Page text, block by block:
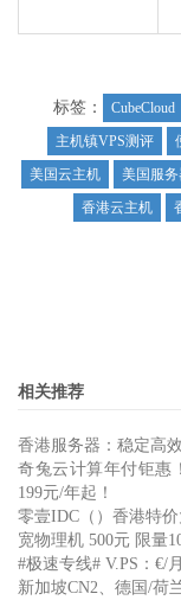
标签： CubeCloud
主机镇VPS测评
美国云主机
美国服
香港云主机
相关推荐
香港服务器：稳定高
奇兔云计算年付钜惠
199元/年起！
零壹IDC（）香港特
宽物理机 500元 限量
#极速专线# V.PS：€/
新加坡CN2、德国/荷